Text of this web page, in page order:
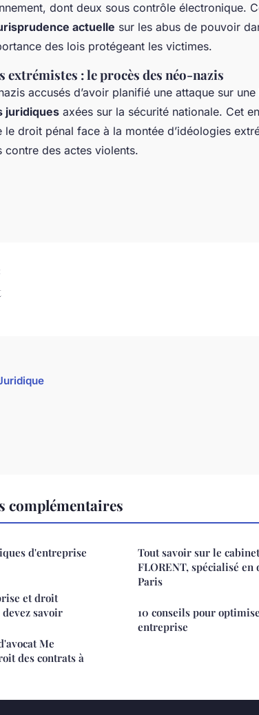
dont deux sous contrôle électronique.
actuelle sur les abus de pouvoir
des lois protégeant les victimes.
extrémistes : le procès des néo-nazis
accusés d’avoir planifié une attaque sur
juridiques axées sur la sécurité nationale. Cet
le droit pénal face à la montée d’idéologies
des actes violents.
complémentaires
d'entreprise
et droit
savoir
Me
des contrats à
Tout savoir sur le
FLORENT, spécialisé
Paris
10 conseils pour
entreprise